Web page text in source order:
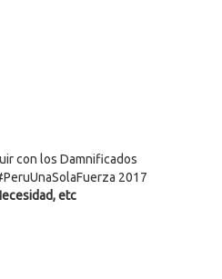
con los Damnificados
2017
etc